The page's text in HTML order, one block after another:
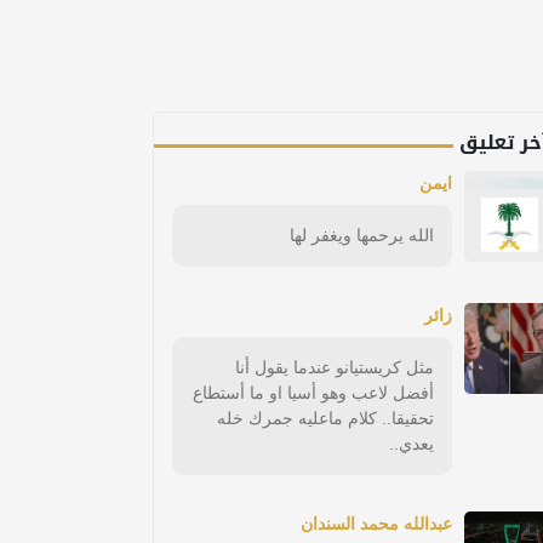
تعليق
ايمن
الله يرحمها ويغفر لها
زائر
مثل كريستيانو عندما يقول أنا
أفضل لاعب وهو أسيا او ما أستطاع
تحقيقا.. كلام ماعليه جمرك خله
يعدي..
عبدالله محمد السندان